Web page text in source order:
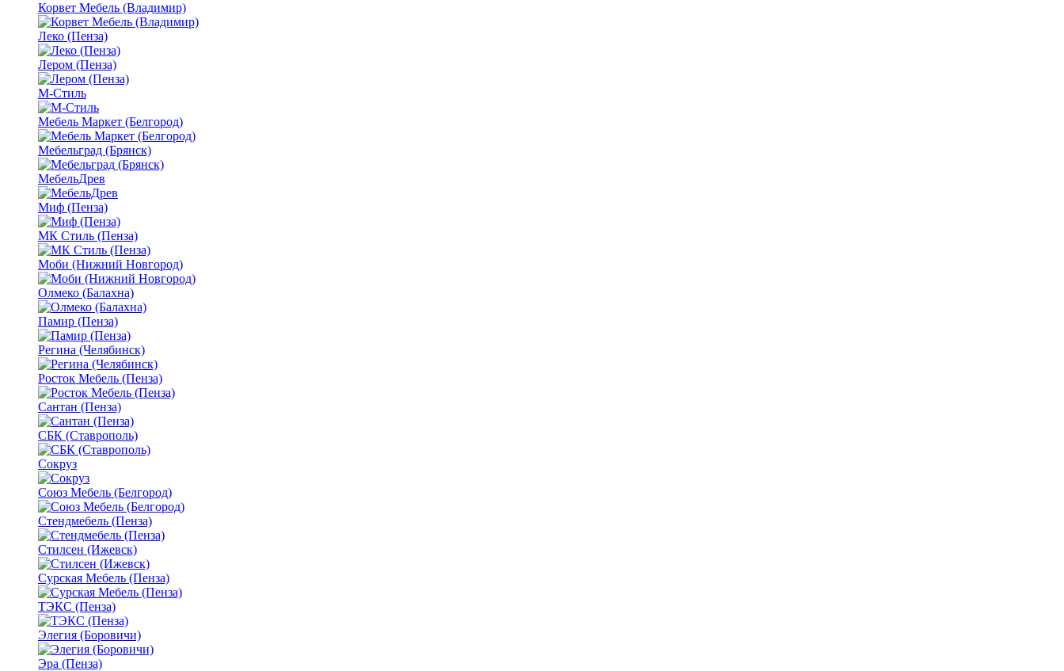
Корвет Мебель (Владимир)
Леко (Пенза)
Лером (Пенза)
М-Стиль
Мебель Маркет (Белгород)
Мебельград (Брянск)
МебельДрев
Миф (Пенза)
МК Стиль (Пенза)
Моби (Нижний Новгород)
Олмеко (Балахна)
Памир (Пенза)
Регина (Челябинск)
Росток Мебель (Пенза)
Сантан (Пенза)
СБК (Ставрополь)
Сокруз
Союз Мебель (Белгород)
Стендмебель (Пенза)
Стилсен (Ижевск)
Сурская Мебель (Пенза)
ТЭКС (Пенза)
Элегия (Боровичи)
Эра (Пенза)